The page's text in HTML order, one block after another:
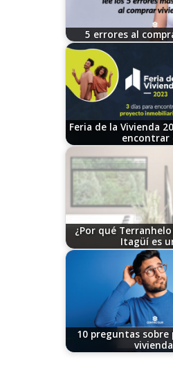
5 errores al
Feria de la Vivienda
encontrar
09/19/
¿Por qué Terranhelo
Itagüí es
07/10/
10 preguntas sobre
vivienda